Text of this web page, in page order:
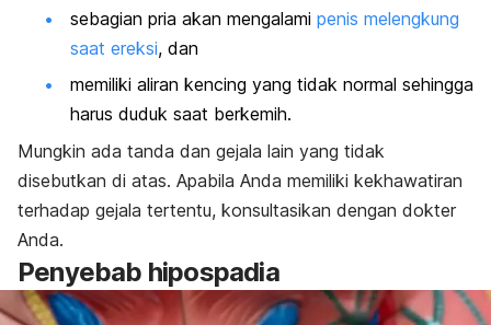
sebagian pria akan mengalami penis melengkung
saat ereksi, dan
memiliki aliran kencing yang tidak normal sehingga
harus duduk saat berkemih.
Mungkin ada tanda dan gejala lain yang tidak
disebutkan di atas. Apabila Anda memiliki kekhawatiran
terhadap gejala tertentu, konsultasikan dengan dokter
Anda.
Penyebab hipospadia